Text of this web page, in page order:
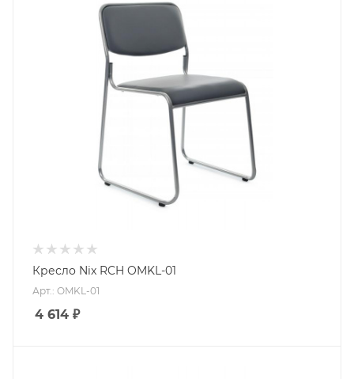
Кресло Nix RCH OMKL-01
Арт.: OMKL-01
4 614 ₽